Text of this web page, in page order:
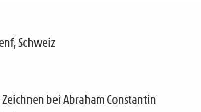
Schweiz
bei Abraham Constantin